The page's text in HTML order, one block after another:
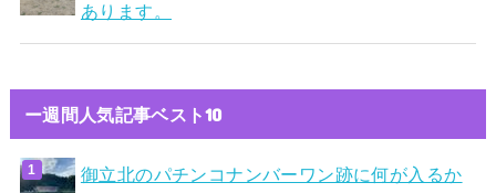
あります。
ー週間人気記事ベスト10
御立北のパチンコナンバーワン跡に何が入るか